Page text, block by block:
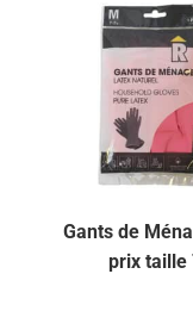
Gants de
prix taille